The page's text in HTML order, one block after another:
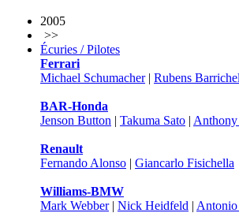
2005
>>
Écuries / Pilotes
Ferrari
Michael Schumacher| Rubens
BAR-Honda
Jenson Button | Takuma Sato |
Renault
Fernando Alonso | Giancarlo Fisichella
Williams-BMW
Mark Webber| Nick Heidfeld | Antonio